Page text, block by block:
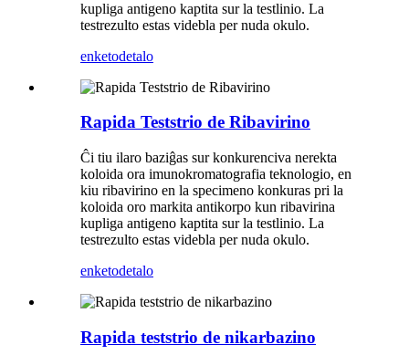
kupliga antigeno kaptita sur la testlinio. La
testrezulto estas videbla per nuda okulo.
enketodetalo
Rapida Teststrio de Ribavirino
Ĉi tiu ilaro baziĝas sur konkurenciva nerekta
koloida ora imunokromatografia teknologio, en
kiu ribavirino en la specimeno konkuras pri la
koloida oro markita antikorpo kun ribavirina
kupliga antigeno kaptita sur la testlinio. La
testrezulto estas videbla per nuda okulo.
enketodetalo
Rapida teststrio de nikarbazino